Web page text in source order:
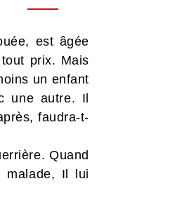
est âgée
prix. Mais
un enfant
une autre. Il
faudra-t-
Quand
malade, Il lui